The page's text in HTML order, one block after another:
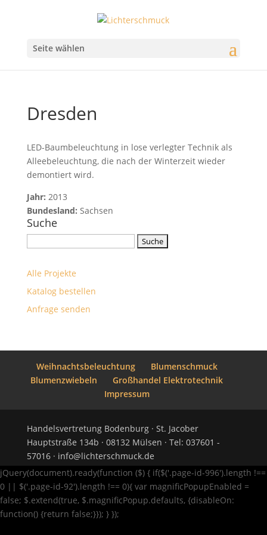
Seite wählen
Dresden
LED-Baumbeleuchtung in lose verlegter Technik als
Alleebeleuchtung, die nach der Winterzeit wieder
demontiert wird.
Jahr: 2013
Bundesland: Sachsen
Suche
Alle Projekte
Katalog bestellen
Anfrage senden
Weihnachtsbeleuchtung
Blumenschmuck
Blumenzwiebeln
Großhandel Elektrotechnik
Impressum
Handelsvertretung Bodenburg · St. Jacober
Hauptstraße 134b · 08132 Mülsen · Tel: 037601 -
57016 · info@lichterschmuck.de
jQuery(document).ready(function ($) { if($('.page-id-996').length !==
0 || $('.page-id-92').length !== 0){ var magnificPopupEnabled =
false; $.extend(true, $.magnificPopup.defaults, {disableOn:
function() {return false;}}); } });